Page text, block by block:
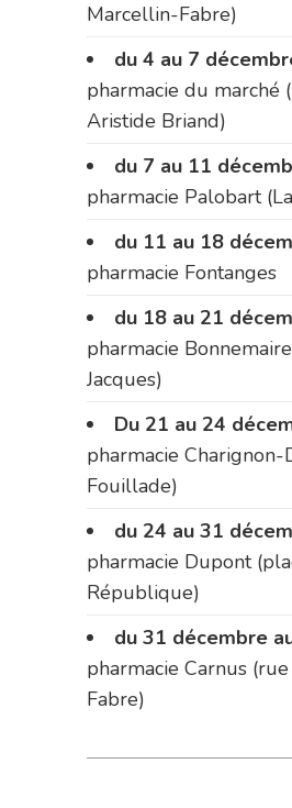
Marcellin-Fabre)
du 4 au 7
pharmacie du marché
Aristide Briand)
du 7 au 11
pharmacie Palobart
du 11 au 18
pharmacie Fontanges
du 18 au 21
pharmacie
Jacques)
Du 21 au 24
pharmacie Charignon-
Fouillade)
du 24 au 31
pharmacie Dupont
République)
du 31 décembre
pharmacie Carnus
Fabre)